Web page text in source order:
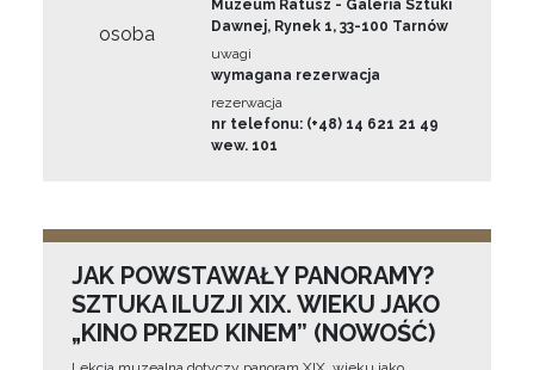
osoba
Muzeum Ratusz - Galeria Sztuki
Dawnej, Rynek 1, 33-100 Tarnów
uwagi
wymagana rezerwacja
rezerwacja
nr telefonu: (+48) 14 621 21 49
wew. 101
JAK POWSTAWAŁY PANORAMY?
SZTUKA ILUZJI XIX. WIEKU JAKO
„KINO PRZED KINEM” (NOWOŚĆ)